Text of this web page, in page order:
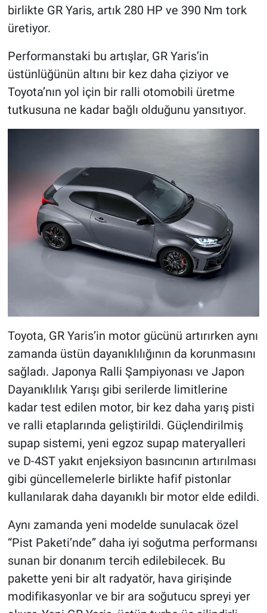
birlikte GR Yaris, artık 280 HP ve 390 Nm tork
üretiyor.
Performanstaki bu artışlar, GR Yaris’in
üstünlüğünün altını bir kez daha çiziyor ve
Toyota’nın yol için bir ralli otomobili üretme
tutkusuna ne kadar bağlı olduğunu yansıtıyor.
Toyota, GR Yaris’in motor gücünü artırırken aynı
zamanda üstün dayanıklılığının da korunmasını
sağladı. Japonya Ralli Şampiyonası ve Japon
Dayanıklılık Yarışı gibi serilerde limitlerine
kadar test edilen motor, bir kez daha yarış pisti
ve ralli etaplarında geliştirildi. Güçlendirilmiş
supap sistemi, yeni egzoz supap materyalleri
ve D-4ST yakıt enjeksiyon basıncının artırılması
gibi güncellemelerle birlikte hafif pistonlar
kullanılarak daha dayanıklı bir motor elde edildi.
Aynı zamanda yeni modelde sunulacak özel
“Pist Paketi’nde” daha iyi soğutma performansı
sunan bir donanım tercih edilebilecek. Bu
pakette yeni bir alt radyatör, hava girişinde
modifikasyonlar ve bir ara soğutucu spreyi yer